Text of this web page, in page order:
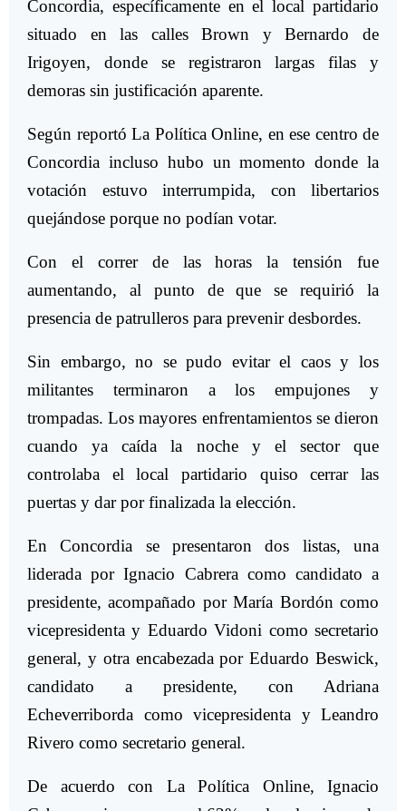
Concordia, específicamente en el local partidario
situado en las calles Brown y Bernardo de
Irigoyen, donde se registraron largas filas y
demoras sin justificación aparente.
Según reportó La Política Online, en ese centro de
Concordia incluso hubo un momento donde la
votación estuvo interrumpida, con libertarios
quejándose porque no podían votar.
Con el correr de las horas la tensión fue
aumentando, al punto de que se requirió la
presencia de patrulleros para prevenir desbordes.
Sin embargo, no se pudo evitar el caos y los
militantes terminaron a los empujones y
trompadas. Los mayores enfrentamientos se dieron
cuando ya caída la noche y el sector que
controlaba el local partidario quiso cerrar las
puertas y dar por finalizada la elección.
En Concordia se presentaron dos listas, una
liderada por Ignacio Cabrera como candidato a
presidente, acompañado por María Bordón como
vicepresidenta y Eduardo Vidoni como secretario
general, y otra encabezada por Eduardo Beswick,
candidato a presidente, con Adriana
Echeverriborda como vicepresidenta y Leandro
Rivero como secretario general.
De acuerdo con La Política Online, Ignacio